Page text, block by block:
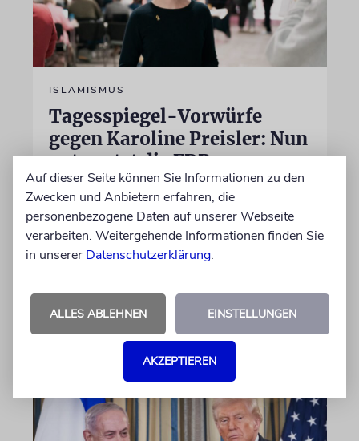
ISLAMISMUS
Tagesspiegel-Vorwürfe
gegen Karoline Preisler: Nun
antwortet die FDP-
Politikerin
Hatte sie einen jungen Mann wegen einer
Vornamensgleichheit zu Unrecht als CSD-
Attentäter verdächtigt? Preisler widerspricht
Wort kommen lassen
30.07.2026 Aktualisiert
Auf dieser Seite können Sie Informationen zu den
Zwecken und Anbietern erfahren, die
personenbezogene Daten auf unserer Webseite
verarbeiten. Weitergehende Informationen finden Sie
in unserer Datenschutzerklärung.
ALLES ABLEHNEN EINSTELLUNGEN
AKZEPTIEREN